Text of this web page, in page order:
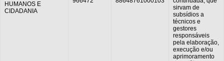
HUMANOS E
CIDADANIA
sirvam de
subsídios a
técnicos e
gestores
responsáveis
pela elaboração,
execução e/ou
aprimoramento